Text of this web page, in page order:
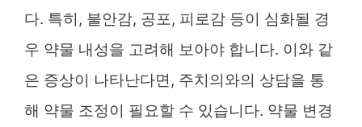
다. 특히, 불안감, 공포, 피로감 등이 심화될 경
우 약물 내성을 고려해 보아야 합니다. 이와 같
은 증상이 나타난다면, 주치의와의 상담을 통
해 약물 조정이 필요할 수 있습니다. 약물 변경